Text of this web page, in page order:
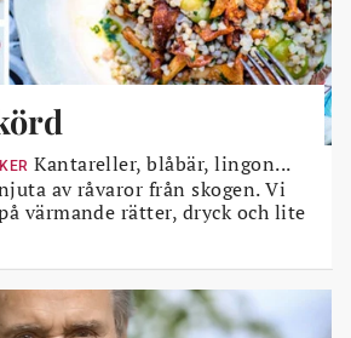
Kantareller, blåbär, lingon...
av råvaror från skogen. Vi
värmande rätter, dryck och lite